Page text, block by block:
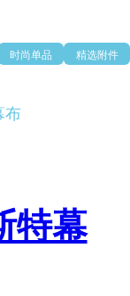
时尚单品 精选附件
布
特幕